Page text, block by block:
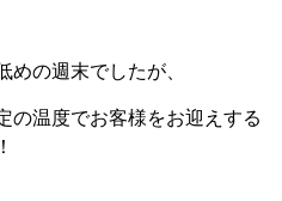
めの週末でしたが、
の温度でお客様をお迎えする